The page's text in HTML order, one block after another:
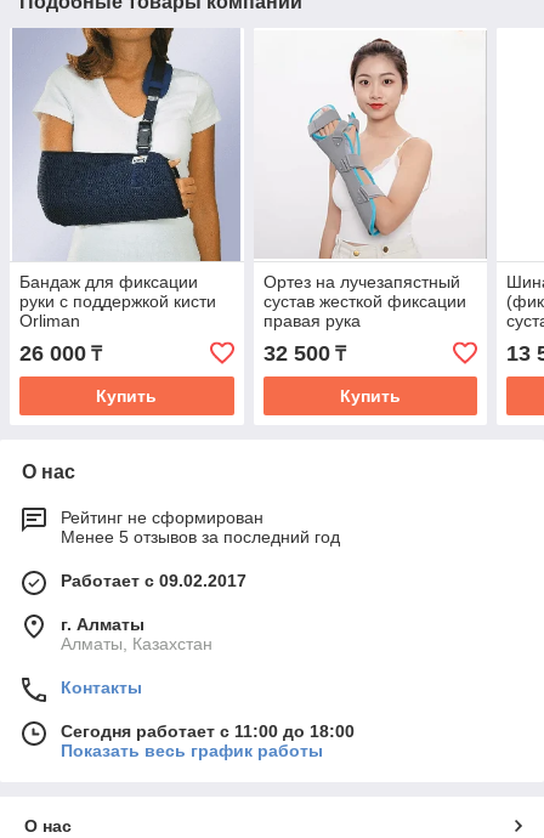
Бандаж для фиксации
руки с поддержкой кисти
Orliman
26 000 ₸
Купить
Ортез на лучезапястный
сустав жесткой фиксации
правая рука
32 500₸
Купить
13
О нас
Рейтинг не сформирован
Менее 5 отзывов за последний год
Работает с 09.02.2017
г. Алматы
Алматы, Казахстан
Контакты
Сегодня работает с 11:00 до 18:00
Показать весь график работы
О нас